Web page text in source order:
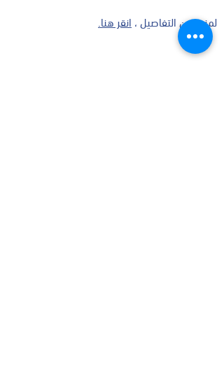
لمزيد من التفاصيل ، انقر هنا.